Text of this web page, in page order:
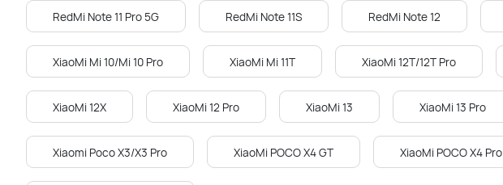
RedMi Note 11 Pro 5G RedMi Note 11S RedMi Note 12
XiaoMi Mi 10/Mi 10 Pro XiaoMi Mi 11T XiaoMi 12T/12T Pro
XiaoMi 12X XiaoMi 12 Pro XiaoMi 13 XiaoMi 13 Pro
Xiaomi Poco X3/X3 Pro XiaoMi POCO X4 GT XiaoMi POCO X4 Pro